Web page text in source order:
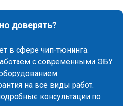
доверять?
в сфере чип-тюнинга.
с современными ЭБУ
на все виды работ.
консультации по